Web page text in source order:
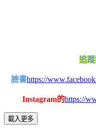
追
臉書https://
Instagram的https://
載入更多